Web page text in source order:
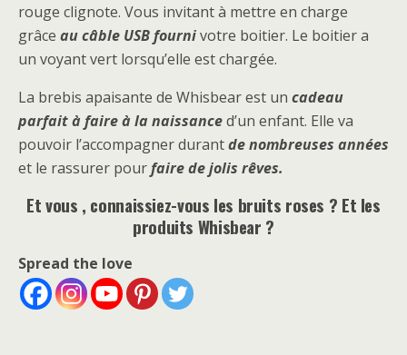
rouge clignote. Vous invitant à mettre en charge
grâce au câble USB fournivotre boitier. Le boitier a
un voyant vert lorsqu’elle est chargée.
La brebis apaisante de Whisbear est un cadeau
parfait à faire à la naissanced’un enfant. Elle va
pouvoir l’accompagner durantde nombreuses années
et le rassurer pourfaire de jolis rêves.
Et vous , connaissiez-vous les bruits roses ? Et les
produits Whisbear ?
Spread the love